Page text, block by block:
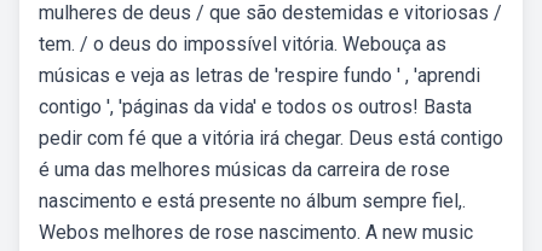
mulheres de deus / que são destemidas e vitoriosas /
tem. / o deus do impossível vitória. Webouça as
músicas e veja as letras de 'respire fundo ' , 'aprendi
contigo ', 'páginas da vida' e todos os outros! Basta
pedir com fé que a vitória irá chegar. Deus está contigo
é uma das melhores músicas da carreira de rose
nascimento e está presente no álbum sempre fiel,.
Webos melhores de rose nascimento. A new music